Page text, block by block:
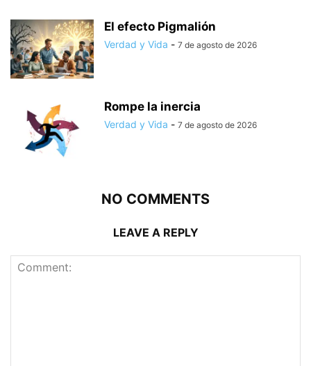
El efecto Pigmalión
Verdad y Vida - 7 de agosto de 2026
Rompe la inercia
Verdad y Vida - 7 de agosto de 2026
NO COMMENTS
LEAVE A REPLY